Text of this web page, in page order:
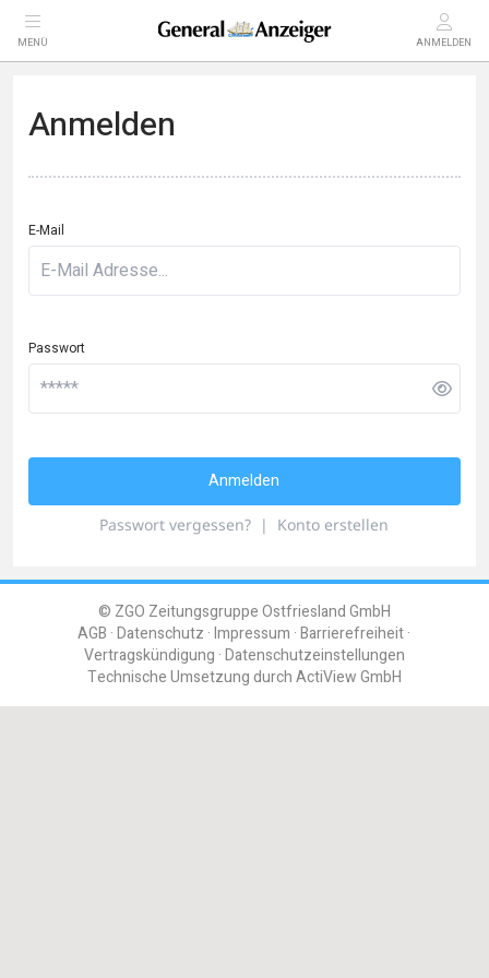
MENÜ ANMELDEN
Anmelden
E-Mail
Passwort
Anmelden
Passwort vergessen? | Konto erstellen
© ZGO Zeitungsgruppe Ostfriesland GmbH
AGB Datenschutz Impressum Barrierefreiheit
Vertragskündigung Datenschutzeinstellungen
Technische Umsetzung durchActiView GmbH